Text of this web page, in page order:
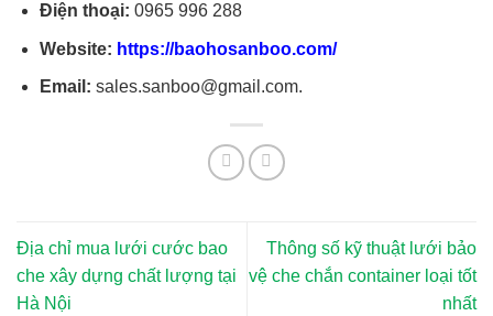
Điện thoại: 0965 996 288
Website: https://baohosanboo.com/
Email: sales.sanboo@gmail.com.
Địa chỉ mua lưới cước bao
che xây dựng chất lượng tại
Hà Nội
Thông số kỹ thuật lưới bảo
vệ che chắn container loại tốt
nhất